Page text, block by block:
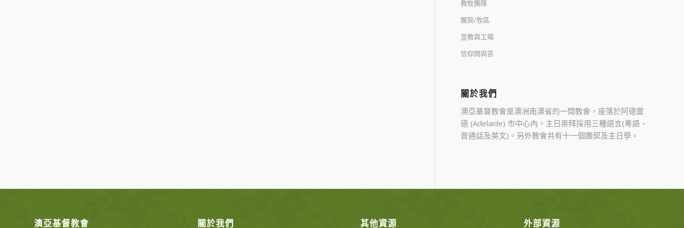
教牧團隊
團契/牧區
宣教與工場
信仰問與答
關於我們
澳亞基督教會是澳洲南澳省的一間教會，座落於阿德雷
德 (Adelaide) 市中心內。主日祟拜採用三種語言(粵語、
普通話及英文)。另外教會共有十一個團契及主日學。
澳亞基督教會 關於我們 其他資源 外部資源